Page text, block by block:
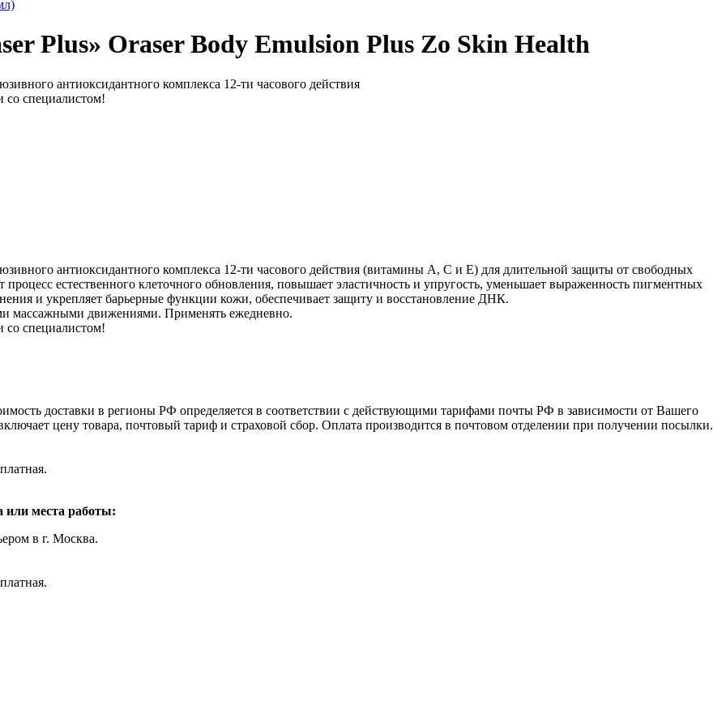
Plus» Oraser Body Emulsion Plus Zo Skin Health
антиоксидантного комплекса 12-ти часового действия
со специалистом!
антиоксидантного комплекса 12-ти часового действия (витамины А, С и Е) для длительной защиты от свободных
процесс естественного клеточного обновления, повышает эластичность и упругость, уменьшает выраженность пигментных
и укрепляет барьерные функции кожи, обеспечивает защиту и восстановление ДНК.
массажными движениями. Применять ежедневно.
со специалистом!
доставки в регионы РФ определяется в соответствии с действующими тарифами почты РФ в зависимости от Вашего
цену товара, почтовый тариф и страховой сбор. Оплата производится в почтовом отделении при получении посылки.
или места работы:
в г. Москва.